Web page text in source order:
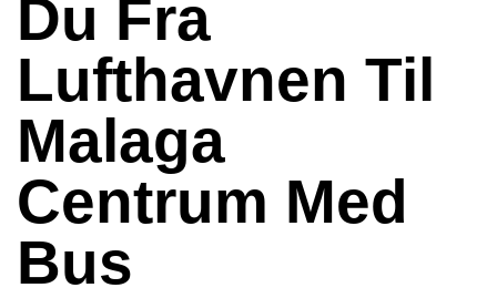
Du Fra
Lufthavnen Til
Malaga
Centrum Med
Bus